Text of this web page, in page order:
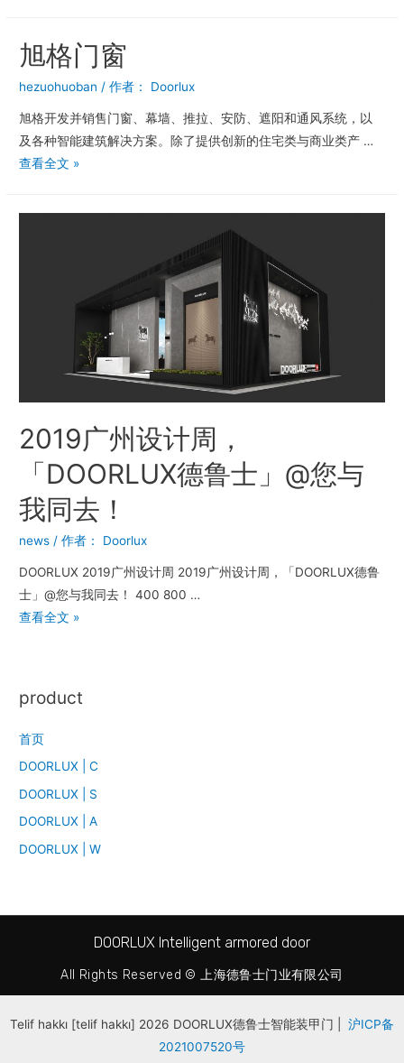
旭格门窗
hezuohuoban / 作者： Doorlux
旭格开发并销售门窗、幕墙、推拉、安防、遮阳和通风系统，以
及各种智能建筑解决方案。除了提供创新的住宅类与商业类产 …
查看全文 »
2019广州设计周，
「DOORLUX德鲁士」@您与
我同去！
news / 作者： Doorlux
DOORLUX 2019广州设计周 2019广州设计周，「DOORLUX德鲁
士」@您与我同去！ 400 800 …
查看全文 »
product
首页
DOORLUX | C
DOORLUX | S
DOORLUX | A
DOORLUX | W
İİ
DOORLUX Intelligent armored door
All Rights Reserved © 上海德鲁士门业有限公司
Telif hakkı [telif hakkı] 2026 DOORLUX德鲁士智能装甲门 | 沪ICP备
2021007520号